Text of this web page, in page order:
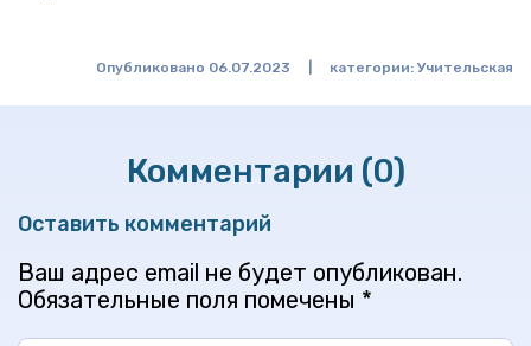
Опубликовано 06.07.2023 категории: Учительская
Комментарии (0)
Оставить комментарий
Ваш адрес email не будет опубликован.
Обязательные поля помечены *